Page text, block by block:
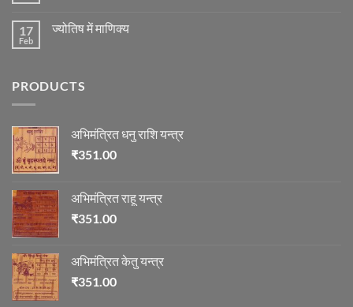
विचार
ज्योतिष
रुद्राक्ष
17
Feb
ज्योतिष में माणिक्य
में
PRODUCTS
अभिमंत्रित धनु राशि यन्त्र
₹351.00
अभिमंत्रित राहू यन्त्र
₹351.00
अभिमंत्रित केतु यन्त्र
₹351.00